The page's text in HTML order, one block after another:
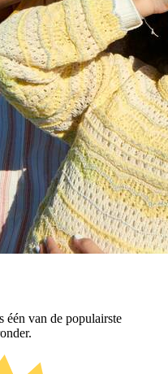
één van de populairste